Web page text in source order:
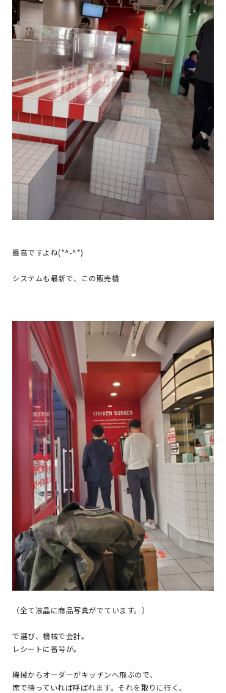
最高ですよね(*^-^*)
システムも最新で、この販売機
（全て液晶に商品写真がでています。）
で選び、機械で会計。
レシートに番号が。
機械からオーダーがキッチンへ飛ぶので、
席で待っていれば呼ばれます。それを取りに行く。